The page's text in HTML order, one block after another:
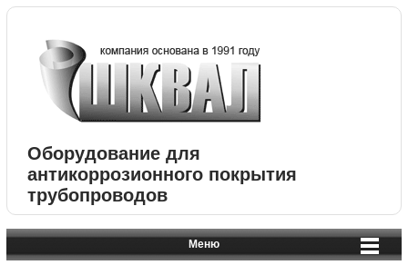
Оборудование для
антикоррозионного покрытия
трубопроводов
Меню